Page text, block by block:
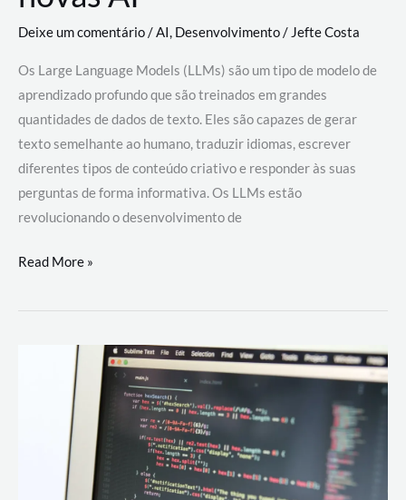
Deixe um comentário/AI, Desenvolvimento/ Jefte Costa
Os Large Language Models (LLMs) são um tipo de modelo de
aprendizado profundo que são treinados em grandes
quantidades de dados de texto. Eles são capazes de gerar
texto semelhante ao humano, traduzir idiomas, escrever
diferentes tipos de conteúdo criativo e responder às suas
perguntas de forma informativa. Os LLMs estão
revolucionando o desenvolvimento de
Large
Models
revolucionando
desenvolvimento
Read More »